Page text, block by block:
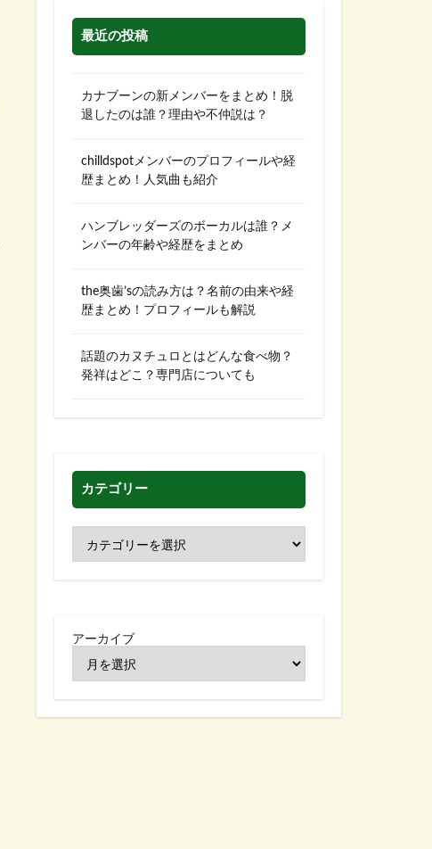
最近の投稿
カナブーンの新メンバーをまとめ！脱
退したのは誰？理由や不仲説は？
chilldspotメンバーのプロフィールや経
歴まとめ！人気曲も紹介
ハンブレッダーズのボーカルは誰？メ
ンバーの年齢や経歴をまとめ
the奥歯’sの読み方は？名前の由来や経
歴まとめ！プロフィールも解説
話題のカヌチュロとはどんな食べ物？
発祥はどこ？専門店についても
カテゴリー
アーカイブ